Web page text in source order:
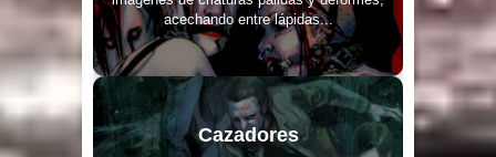
acechando entre lápidas...
Cazadores